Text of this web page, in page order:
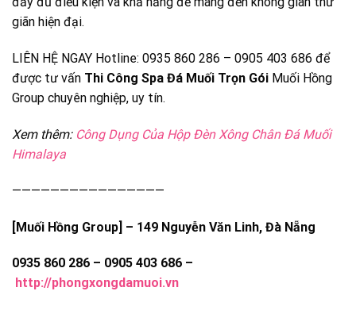
giãn hiện đại.
LIÊN HỆ NGAY Hotline: 0935 860 286 – 0905 403 686 để
được tư vấn Thi Công Spa Đá Muối Trọn Gói Muối Hồng
Group chuyên nghiệp, uy tín.
Xem thêm: Công Dụng Của Hộp Đèn Xông Chân Đá Muối
Himalaya
————————————————
[Muối Hồng Group] – 149 Nguyễn Văn Linh, Đà Nẵng
0935 860 286 – 0905 403 686 –
http://phongxongdamuoi.vn